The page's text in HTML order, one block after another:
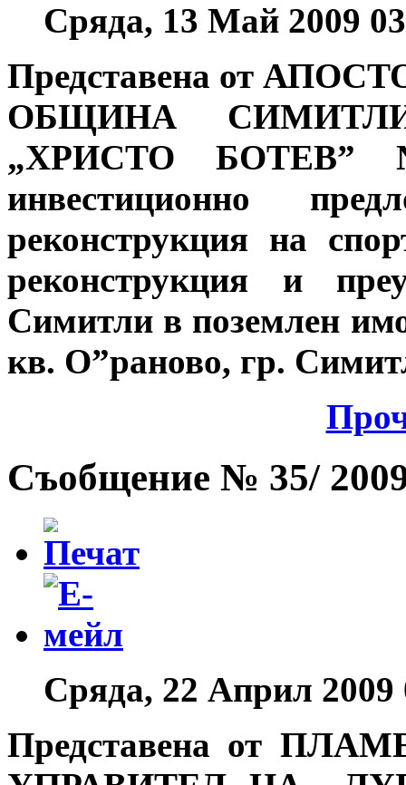
Сряда, 13 Май 2009
Представена от
ОБЩИНА
„ХРИСТО БОТЕВ”
инвестиционно
реконструкция на
реконструкция и
Симитли в поземлен
кв. О”раново, гр.
Съобщение № 35/
Сряда, 22 Април 2009
Представена от